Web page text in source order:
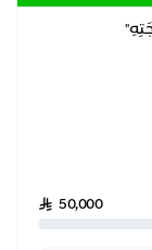
50,000